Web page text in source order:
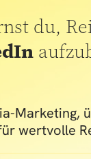
du,
Marketing,
wertvolle